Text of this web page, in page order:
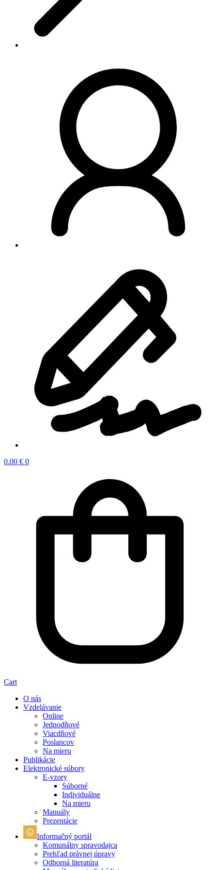
0.00 € 0
Cart
O nás
Vzdelávanie
Online
Jednodňové
Viacdňové
Poslancov
Na mieru
Publikácie
Elektronické súbory
E-vzory
Súborné
Individuálne
Na mieru
Manuály
Prezentácie
Informačný portál
Komunálny spravodajca
Prehľad právnej úpravy
Odborná literatúra